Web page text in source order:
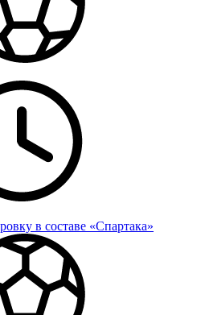
в составе «Спартака»